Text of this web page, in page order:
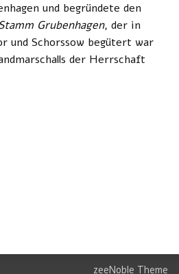
und begründete den
Grubenhagen, der in
und Schorssow begütert war
der Herrschaft
zeeNoble Theme